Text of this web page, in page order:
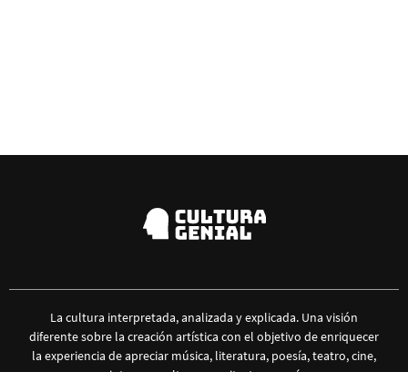
La cultura interpretada, analizada y explicada. Una visión
diferente sobre la creación artística con el objetivo de enriquecer
la experiencia de apreciar música, literatura, poesía, teatro, cine,